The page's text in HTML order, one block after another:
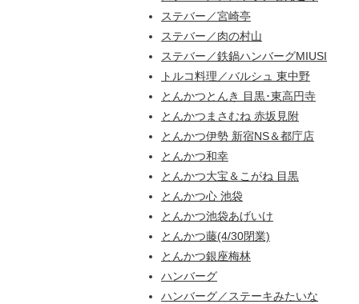
ステバー／宮崎亭
ステバー／肉の村山
ステバー／鉄鍋ハンバーグMIUSI
トルコ料理／バルシュ 東中野
とんかつとんき 目黒･東高円寺
とんかつまさむね 赤坂見附
とんかつ伊勢 新宿NS＆都庁店
とんかつ和幸
とんかつ大宝＆こがね 目黒
とんかつ心 池袋
とんかつ池袋あげいけ
とんかつ藤(4/30閉業)
とんかつ銀座梅林
ハンバーグ
ハンバーグ／ステーキみたいな